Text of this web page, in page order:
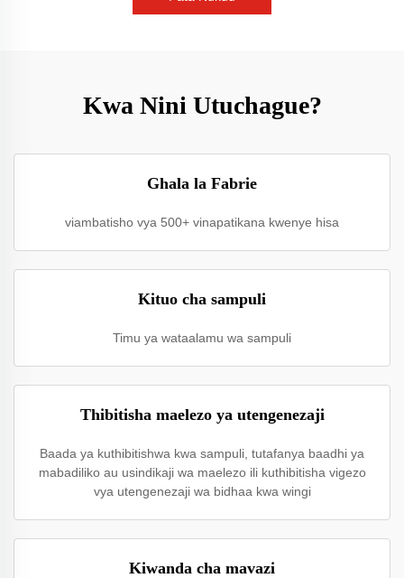
Kwa Nini Utuchague?
Ghala la Fabrie
viambatisho vya 500+ vinapatikana kwenye hisa
Kituo cha sampuli
Timu ya wataalamu wa sampuli
Thibitisha maelezo ya utengenezaji
Baada ya kuthibitishwa kwa sampuli, tutafanya baadhi ya
mabadiliko au usindikaji wa maelezo ili kuthibitisha vigezo
vya utengenezaji wa bidhaa kwa wingi
Kiwanda cha mavazi